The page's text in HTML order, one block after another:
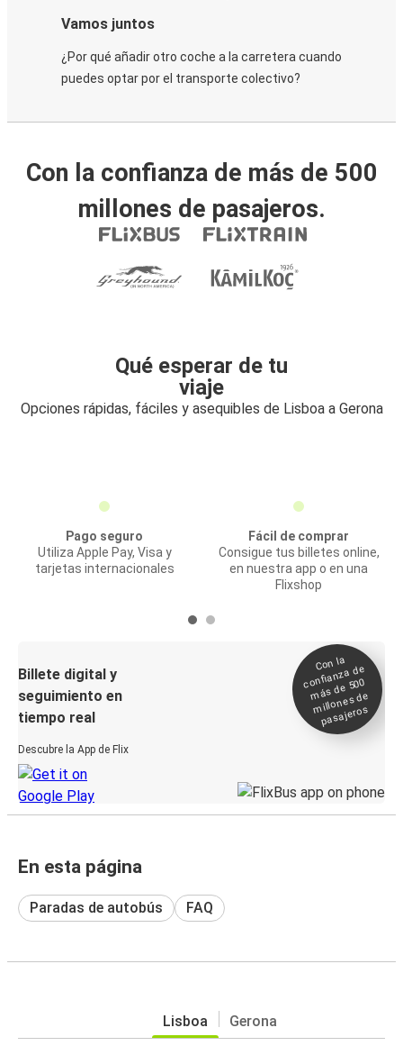
Vamos juntos
¿Por qué añadir otro coche a la carretera cuando
puedes optar por el transporte colectivo?
Con la confianza de más de 500
millones de pasajeros.
Qué esperar de tu
viaje
Opciones rápidas, fáciles y asequibles de Lisboa a Gerona
Pago seguro
Utiliza Apple Pay, Visa y
tarjetas internacionales
Fácil de comprar
Consigue tus billetes online,
en nuestra app o en una
Flixshop
Billete digital y
seguimiento en
tiempo real
Descubre la App de Flix
Con la
confianza de
más de 500
millones de
pasajeros
En esta página
Paradas de autobús FAQ
Lisboa Gerona